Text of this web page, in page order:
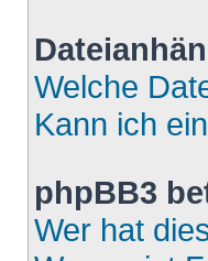
Welche
Kann ich
phpBB3
Wer hat